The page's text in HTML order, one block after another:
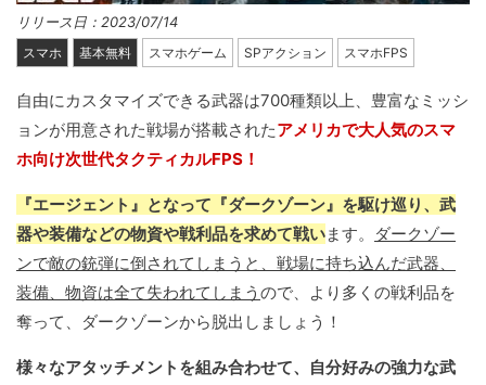
リリース日：2023/07/14
スマホ 基本無料 スマホゲーム SPアクション スマホFPS
自由にカスタマイズできる武器は700種類以上、豊富なミッシ
ョンが用意された戦場が搭載されたアメリカで大人気のスマ
ホ向け次世代タクティカルFPS！
『エージェント』となって『ダークゾーン』を駆け巡り、武
器や装備などの物資や戦利品を求めて戦います。
ダークゾー
ンで敵の銃弾に倒されてしまうと、戦場に持ち込んだ武器、
装備、物資は全て失われてしまう ので、より多くの戦利品を
奪って、ダークゾーンから脱出しましょう！
様々なアタッチメントを組み合わせて、自分好みの強力な武